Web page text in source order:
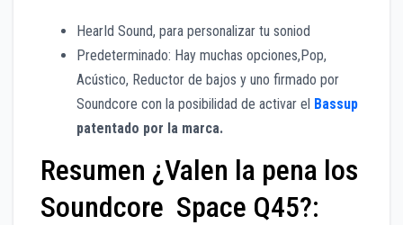
HearId Sound, para personalizar tu soniod
Predeterminado: Hay muchas opciones,Pop,
Acústico, Reductor de bajos y uno firmado por
Soundcore con la posibilidad de activar el Bassup
patentado por la marca.
Resumen ¿Valen la pena los
Soundcore Space Q45?: